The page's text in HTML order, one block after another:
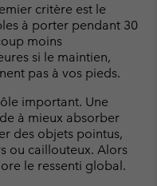
critère est le
à porter pendant 30
moins
si le maintien,
pas à vos pieds.
important. Une
à mieux absorber
des objets pointus,
ou caillouteux. Alors
le ressenti global.